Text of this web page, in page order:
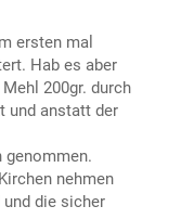
ersten mal
Hab es aber
200gr. durch
und anstatt der
genommen.
nehmen
die sicher